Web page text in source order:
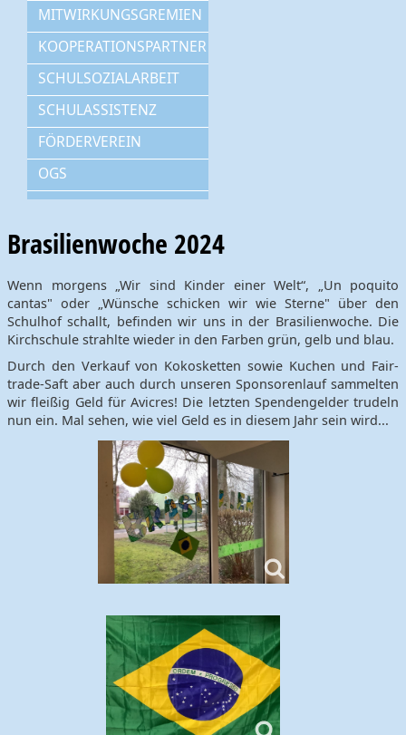
MITWIRKUNGSGREMIEN
KOOPERATIONSPARTNER
SCHULSOZIALARBEIT
SCHULASSISTENZ
FÖRDERVEREIN
OGS
Brasilienwoche 2024
Wenn morgens „Wir sind Kinder einer Welt“, „Un poquito
cantas" oder „Wünsche schicken wir wie Sterne" über den
Schulhof schallt, befinden wir uns in der Brasilienwoche. Die
Kirchschule strahlte wieder in den Farben grün, gelb und blau.
Durch den Verkauf von Kokosketten sowie Kuchen und Fair-
trade-Saft aber auch durch unseren Sponsorenlauf sammelten
wir fleißig Geld für Avicres! Die letzten Spendengelder trudeln
nun ein. Mal sehen, wie viel Geld es in diesem Jahr sein wird...